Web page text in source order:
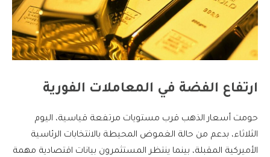
ارتفاع الفضة في المعاملات الفورية
حومت أسعار الذهب قرب مستويات مرتفعة قياسية، اليوم
الثلاثاء، بدعم من حالة الغموض المحيطة بالانتخابات الرئاسية
الأميركية المقبلة، بينما ينتظر المستثمرون بيانات اقتصادية مهمة